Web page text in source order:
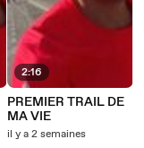
2:16
PREMIER TRAIL DE
MA VIE
il y a 2 semaines